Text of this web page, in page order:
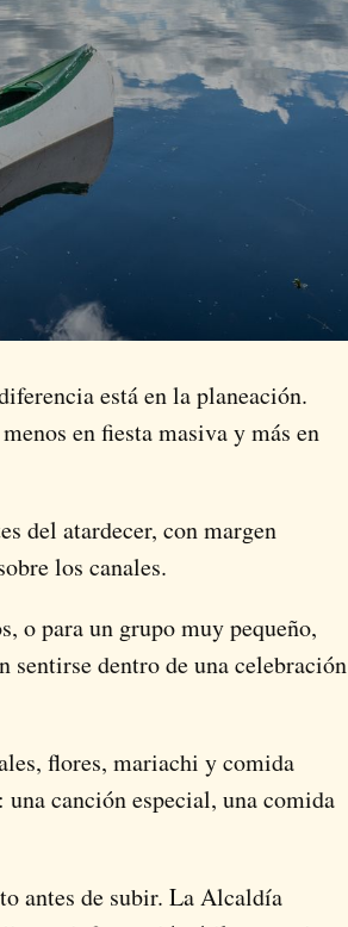
está en la planeación.
en fiesta masiva y más en
del atardecer, con margen
los canales.
o para un grupo muy pequeño,
dentro de una celebración
flores, mariachi y comida
canción especial, una comida
antes de subir. La Alcaldía